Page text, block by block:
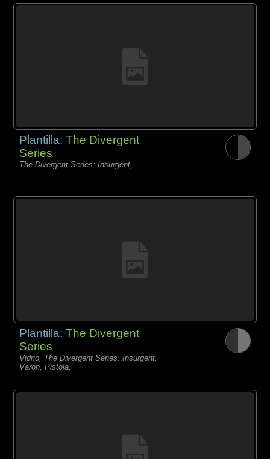
Plantilla:The Divergent
Series
The Divergent Series: Insurgent,
Plantilla:The Divergent
Series
Vidrio, The Divergent Series: Insurgent,
Varón, Pistola,